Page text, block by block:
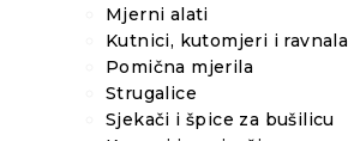
Mjerni alati
Kutnici, kutomjeri i ravnala
Pomična mjerila
Strugalice
Sjekači i špice za bušilicu